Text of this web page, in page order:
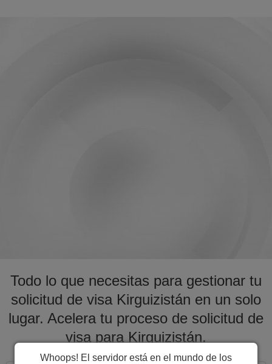
Todo lo que necesitas para gestionar tu
solicitud de visa Kirguizistán en un solo
lugar. Acelera tu proceso de solicitud de
visa para Kirguizistán.
Whoops! El servidor está en el mundo de los